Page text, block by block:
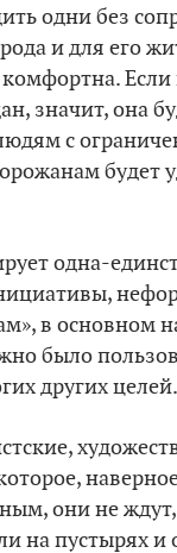
одни без
и для его
значит, она
с
будет
одна-
в основном
было
других целей.
они не
на пустырях и